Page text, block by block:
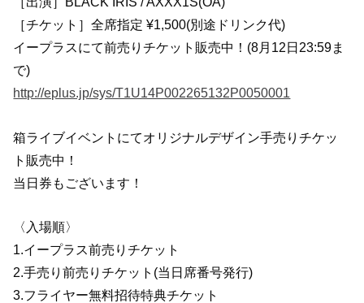
［チケット］全席指定 ¥1,500(別途ドリンク代)
イープラスにて前売りチケット販売中！(8月12日23:59ま
で)
http://eplus.jp/sys/T1U14P002265132P0050001
箱ライブイベントにてオリジナルデザイン手売りチケッ
ト販売中！
当日券もございます！
〈入場順〉
1.イープラス前売りチケット
2.手売り前売りチケット(当日席番号発行)
3.フライヤー無料招待特典チケット